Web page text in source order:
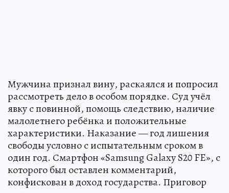
Мужчина признал вину, раскаялся и попросил
рассмотреть дело в особом порядке. Суд учёл
явку с повинной, помощь следствию, наличие
малолетнего ребёнка и положительные
характеристики. Наказание — год лишения
свободы условно с испытательным сроком в
один год. Смартфон «Samsung Galaxy S20 FE», с
которого был оставлен комментарий,
конфискован в доход государства. Приговор